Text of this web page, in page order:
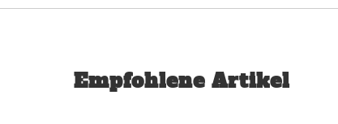
Empfohlene Artikel